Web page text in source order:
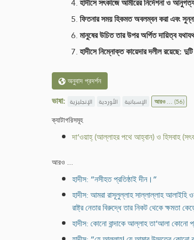
ফিতনার সময় হিকমত অবলম্বন করা এবং
মানুষের উচিত তার উপর অর্পিত দায়িত্ব
হাদীসে নিম্নোক্ত কায়েদার দলীল রয়েছে:
অনুবাদ প্রদর্শন
ভাষা: الإنجليزية الأوردية الإسبانية আরও ...(56)
ক্যাটাগরিসমূহ
দা‘ওয়াহ্ (আল্লাহর পথে আহ্বান) ও হিসবাহ
আরও ...
হাদীস: “নসীহত প্রতিষ্ঠাই দীন।”
হাদীস: আমরা রাসূলুল্লাহ সাল্লাল্লাহ
রাষ্ট্র নেতার বিরুদ্ধে তার নিকট থেকে ক্ষমতা
হাদীস: কোনো বান্দাকে আল্লাহ তা‘আলা কোনো